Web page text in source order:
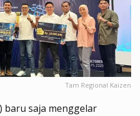
Tam Regional Kaizen
baru saja menggelar